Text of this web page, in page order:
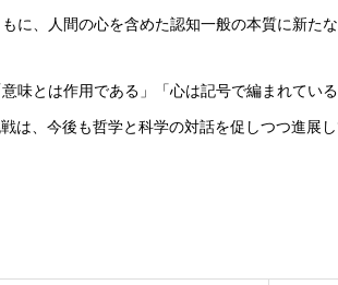
に、人間の心を含めた認知一般の本質に新た
味とは作用である」「心は記号で編まれてい
は、今後も哲学と科学の対話を促しつつ進展